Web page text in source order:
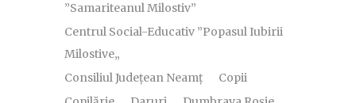
”Samariteanul Milostiv”
Centrul Social-Educativ ”Popasul Iubirii
Milostive„
Consiliul Județean Neamț
Copii